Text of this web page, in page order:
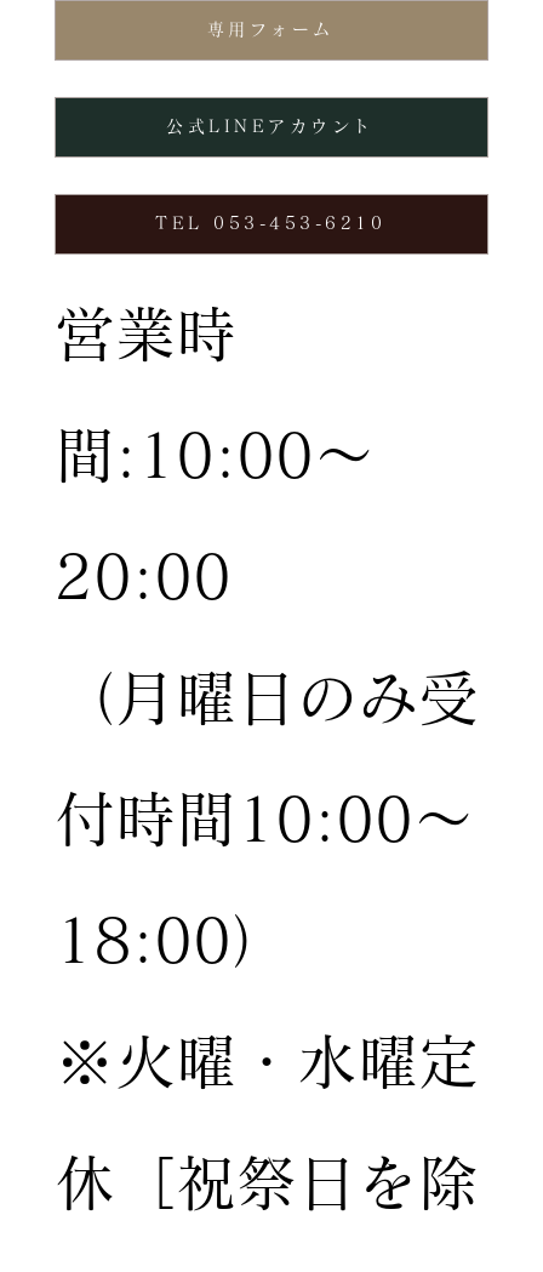
専用フォーム
TEL 053-453-6210
公式LINEアカウント
営業時
間:10:00〜
20:00
（月曜日のみ受
付時間10:00〜
18:00）
※火曜・水曜定
休［祝祭日を除